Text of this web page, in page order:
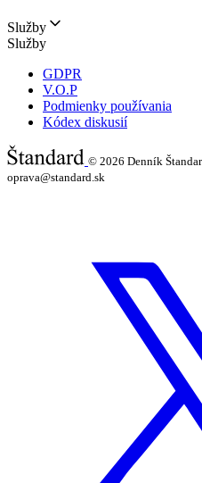
Služby
Služby
GDPR
V.O.P
Podmienky používania
Kódex diskusií
© 2026 Denník
oprava@standard.sk